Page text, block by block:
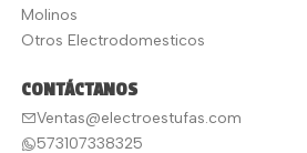
Molinos
Otros Electrodomesticos
CONTÁCTANOS
Ventas@electroestufas.com
573107338325